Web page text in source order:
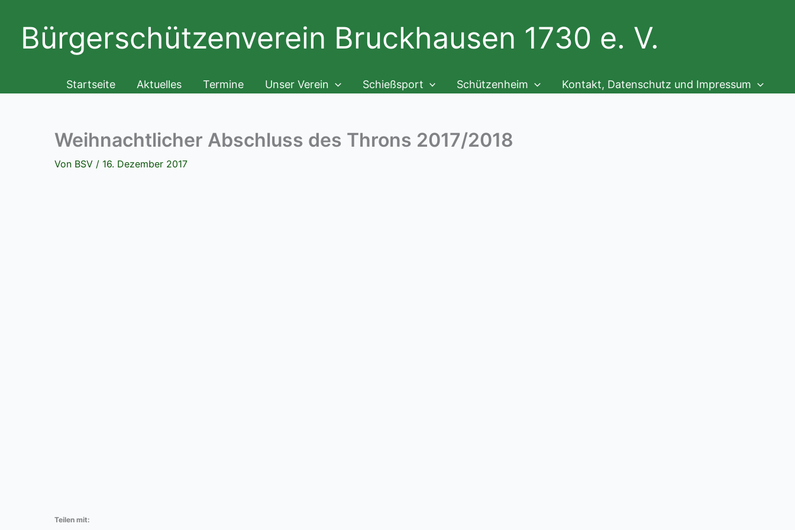
springenBürgerschützenverein Bruckhausen 1730 e. V.
Startseite Aktuelles Termine Unser Verein Schießsport Schützenheim Kontakt, Datenschutz und Impressum
Weihnachtlicher Abschluss des Throns 2017/2018
Von BSV / 16. Dezember 2017
Teilen mit: